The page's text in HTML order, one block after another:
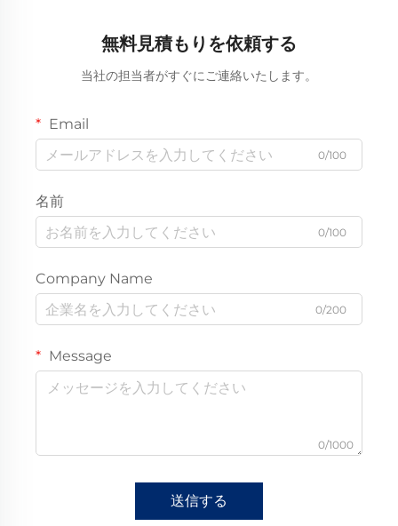
無料見積もりを依頼する
当社の担当者がすぐにご連絡いたします。
Email
0/100
名前
0/100
Company Name
0/200
Message
0/1000
送信する